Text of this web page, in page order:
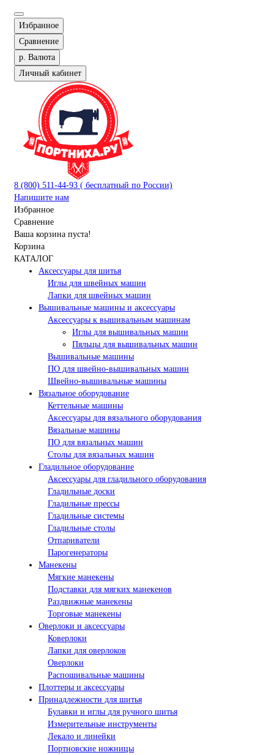
Избранное
Сравнение
р. Валюта
Личный кабинет
8 (800) 511-44-93 ( бесплатный по России)
Напишите нам
Избранное
Сравнение
Ваша корзина пуста!
Корзина
КАТАЛОГ
Аксессуары для шитья
Иглы для швейных машин
Лапки для швейных машин
Вышивальные машины и аксессуары
Аксессуары к вышивальным машинам
Иглы для вышивальных машин
Пяльцы для вышивальных машин
Вышивальные машины
ПО для швейно-вышивальных машин
Швейно-вышивальные машины
Вязальное оборудование
Кеттельные машины
Аксессуары для вязального оборудования
Вязальные машины
ПО для вязальных машин
Столы для вязальных машин
Гладильное оборудование
Аксессуары для гладильного оборудования
Гладильные доски
Гладильные прессы
Гладильные системы
Гладильные столы
Отпариватели
Парогенераторы
Манекены
Мягкие манекены
Подставки для мягких манекенов
Раздвижные манекены
Торговые манекены
Оверлоки и аксессуары
Коверлоки
Лапки для оверлоков
Оверлоки
Распошивальные машины
Плоттеры и аксессуары
Принадлежности для шитья
Булавки и иглы для ручного шитья
Измерительные инструменты
Лекало и линейки
Портновские ножницы